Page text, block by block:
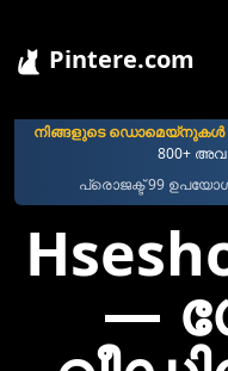
Pintere.com
നിങ്ങളുടെ
800+
പ്രൊജക്ട് 99
—